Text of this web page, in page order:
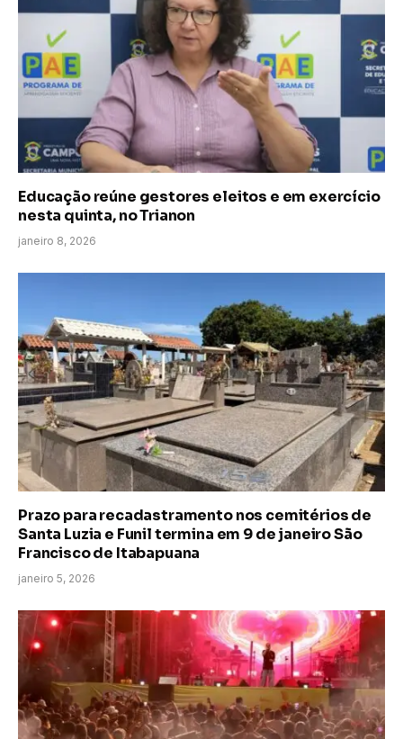
Educação reúne gestores eleitos e em exercício
nesta quinta, no Trianon
janeiro 8, 2026
Prazo para recadastramento nos cemitérios de
Santa Luzia e Funil termina em 9 de janeiro São
Francisco de Itabapuana
janeiro 5, 2026